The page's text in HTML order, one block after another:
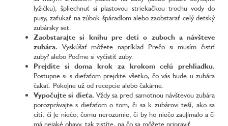
lyžičku), špliechnuť si plastovou striekačkou trochu vody do
pusy, zaťukať na zúbok špáradlom alebo zaobstarať celý detský
zubársky set.
Zaobstarajte si knihu pre deti o zuboch a návšteve
zubára. Vyskúšať môžete napríklad Prečo si musím čistiť
zuby? alebo Poďme si vyčistiť zuby.
Prejdite si doma krok za krokom celú prehliadku.
Postupne si s dieťaťom prejdite všetko, čo vás bude u zubára
čakať. Pokojne už od recepcie alebo čakárne.
Vypočujte si dieťa. Vždy sa pred samotnou návštevou zubára
porozprávajte s dieťaťom o tom, či sa k zubárovi teší, ako sa
cíti, či je niečo, čomu nerozumie, či by ho niečo zaujímalo a či
má nejaké obavy, tak zistíte, na čo sa môžete pripraviť.